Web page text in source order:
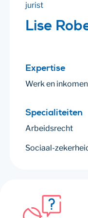
jurist
Lise
Expertise
Werk en inkomen
Specialiteiten
Arbeidsrecht
Sociaal-